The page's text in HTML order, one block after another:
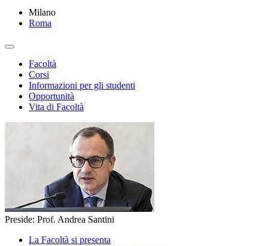
Milano
Roma
Facoltà
Corsi
Informazioni per gli studenti
Opportunità
Vita di Facoltà
Preside: Prof. Andrea Santini
La Facoltà si presenta